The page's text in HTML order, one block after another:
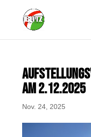
AM 2.12.2025
Nov. 24, 2025